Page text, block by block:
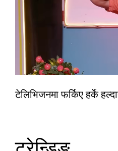
टेलिभिजनमा फर्किए हर्के